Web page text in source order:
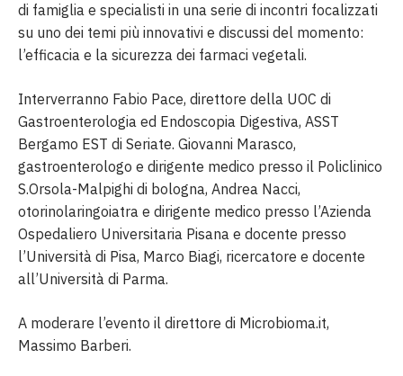
di famiglia e specialisti in una serie di incontri focalizzati
su uno dei temi più innovativi e discussi del momento:
l’efficacia e la sicurezza dei farmaci vegetali.
Interverranno Fabio Pace, direttore della UOC di
Gastroenterologia ed Endoscopia Digestiva, ASST
Bergamo EST di Seriate. Giovanni Marasco,
gastroenterologo e dirigente medico presso il Policlinico
S.Orsola-Malpighi di bologna, Andrea Nacci,
otorinolaringoiatra e dirigente medico presso l’Azienda
Ospedaliero Universitaria Pisana e docente presso
l’Università di Pisa, Marco Biagi, ricercatore e docente
all’Università di Parma.
A moderare l’evento il direttore di Microbioma.it,
Massimo Barberi.